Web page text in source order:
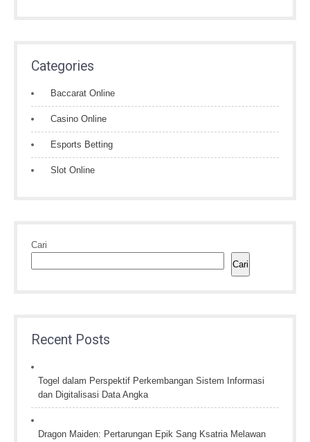
Categories
Baccarat Online
Casino Online
Esports Betting
Slot Online
Cari
Cari
Recent Posts
Togel dalam Perspektif Perkembangan Sistem Informasi
dan Digitalisasi Data Angka
Dragon Maiden: Pertarungan Epik Sang Ksatria Melawan